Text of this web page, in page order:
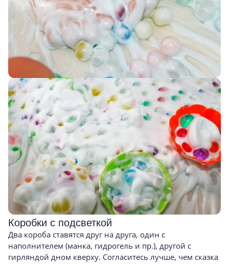
Коробки с подсветкой
Два короба ставятся друг на друга, один с
наполнителем (манка, гидрогель и пр.), другой с
гирляндой дном кверху. Согласитесь лучше, чем сказка